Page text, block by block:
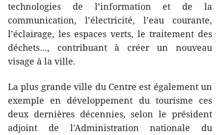
technologies de l’information et de la
communication, l’électricité, l’eau courante,
l’éclairage, les espaces verts, le traitement des
déchets…, contribuant à créer un nouveau
visage à la ville.
La plus grande ville du Centre est également un
exemple en développement du tourisme ces
deux dernières décennies, selon le président
adjoint de l'Administration nationale du